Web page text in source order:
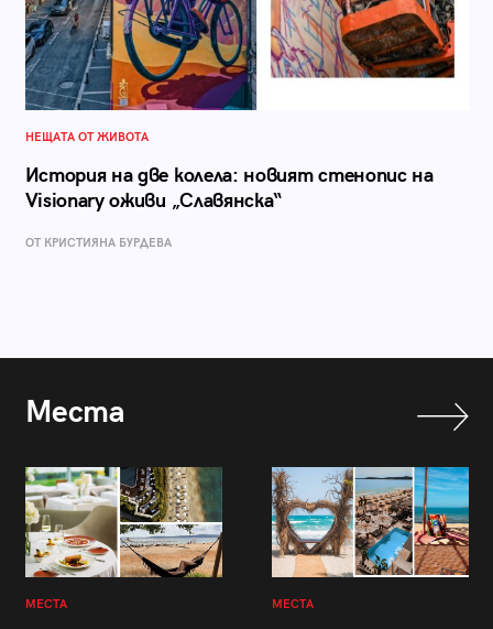
НЕЩАТА ОТ ЖИВОТА
История на две колела: новият стенопис на
Visionary оживи „Славянска“
ОТ КРИСТИЯНА БУРДЕВА
Места
МЕСТА МЕСТА